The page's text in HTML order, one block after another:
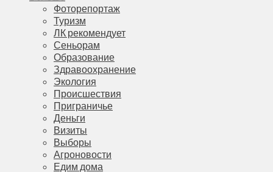
Фоторепортаж
Туризм
ЛК рекомендует
Сеньорам
Образование
Здравоохранение
Экология
Происшествия
Приграничье
Деньги
Визиты
Выборы
Агроновости
Едим дома